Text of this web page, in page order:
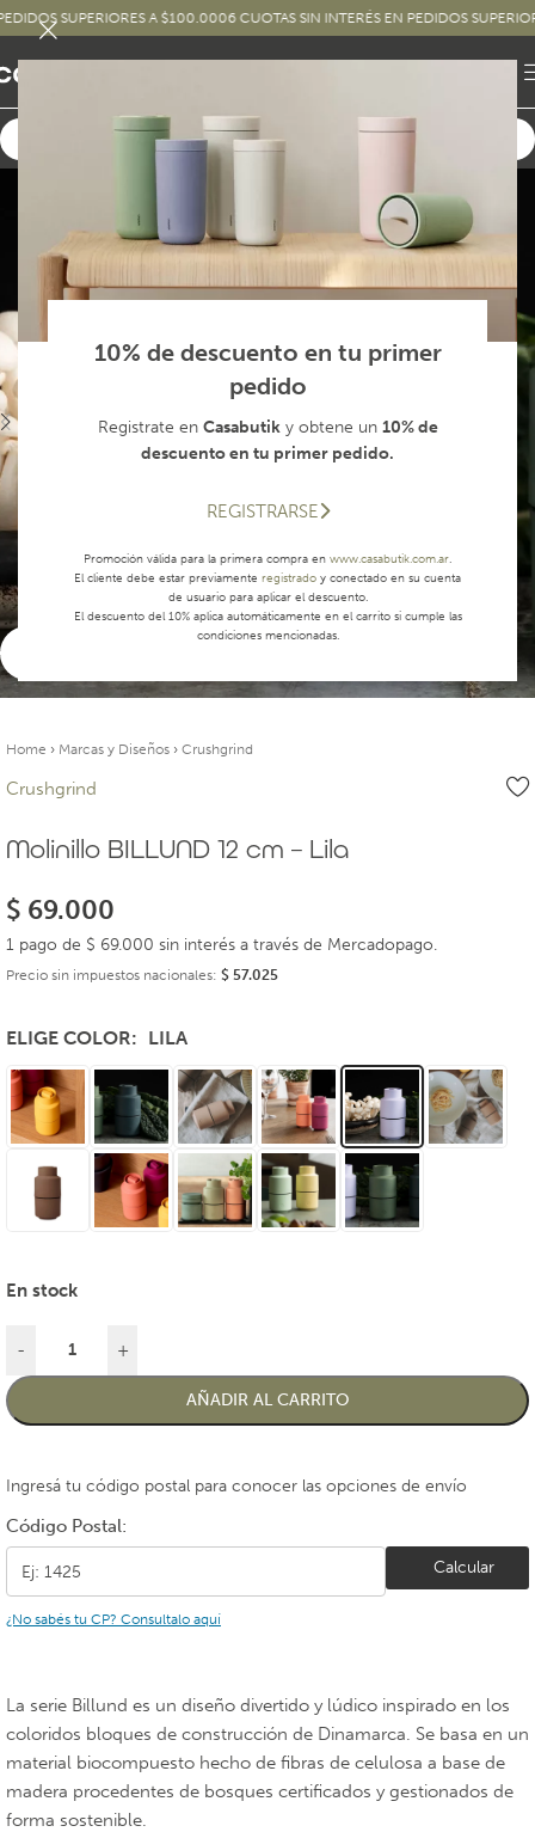
10% de descuento en tu primer
pedido
Registrate en Casabutiky obtene un 10% de
descuento en tu primer pedido.
REGISTRARSE
Promoción válida para la primera compra en www.casabutik.com.ar.
El cliente debe estar previamente registrado y conectado en su cuenta
de usuario para aplicar el descuento.
El descuento del 10% aplica automáticamente en el carrito si cumple las
condiciones mencionadas.
SUPERIORES A $100.0006 CUOTAS SIN INTERÉS EN PEDIDOS SUPERIORES
Home › Marcas y Diseños › Crushgrind
Crushgrind
Molinillo BILLUND 12 cm – Lila
$ 69.000
1 pago de $ 69.000 sin interés a través de Mercadopago.
Precio sin impuestos nacionales: $ 57.025
ELIGE COLOR LILA
En stock
- +
AÑADIR AL CARRITO
Ingresá tu código postal para conocer las opciones de envío
Código Postal:
Calcular
¿No sabés tu CP? Consultalo aquí
La serie Billund es un diseño divertido y lúdico inspirado en los
coloridos bloques de construcción de Dinamarca. Se basa en un
material biocompuesto hecho de fibras de celulosa a base de
madera procedentes de bosques certificados y gestionados de
forma sostenible.